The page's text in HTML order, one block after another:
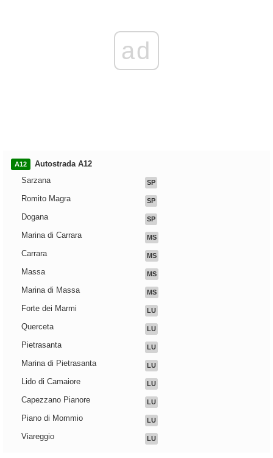
ad
A12
Autostrada A12
Sarzana
SP
Romito Magra SP
Dogana SP
Marina di Carrara MS
Carrara MS
Massa MS
Marina di Massa MS
Forte dei Marmi LU
Querceta LU
Pietrasanta LU
Marina di Pietrasanta LU
Lido di Camaiore LU
Capezzano Pianore LU
Piano di Mommio LU
Viareggio LU